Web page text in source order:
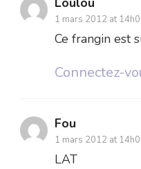
1 mars 2012 at
Ce frangin est
Connectez-
Fou
1 mars 2012 at
LAT